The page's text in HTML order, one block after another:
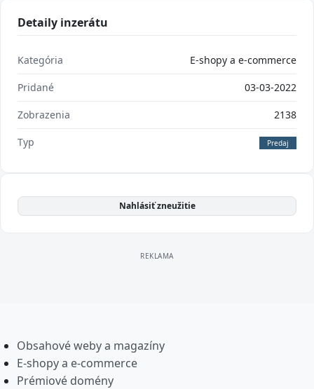
Detaily inzerátu
Kategória E-shopy a e-commerce
Pridané 03-03-2022
Zobrazenia 2138
Typ Predaj
Nahlásiť zneužitie
Obsahové weby a magazíny
E-shopy a e-commerce
Prémiové domény